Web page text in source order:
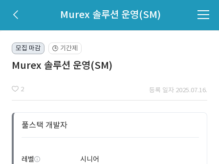
Murex 솔루션 운영(SM)
모집 마감 🕒 기간제
Murex 솔루션 운영(SM)
2 등록 일자 2025.07.16.
풀스택 개발자
레벨
시니어